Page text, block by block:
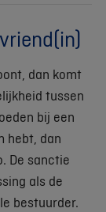
dan komt
tussen
bij een
hebt, dan
De sanctie
als de
bestuurder.